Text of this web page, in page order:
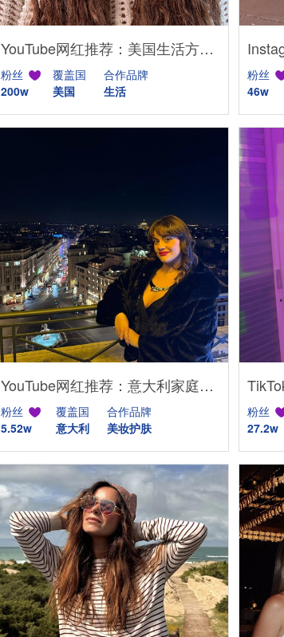
YouTube网红推荐：美国生活方式Vlog博主，200万粉家庭达人合作
粉丝
200w
覆盖国
美国
合作品牌
生活
粉丝
46w
YouTube网红推荐：意大利家庭生活美妆护肤尾部博主
粉丝
5.52w
覆盖国
意大利
合作品牌
美妆护肤
粉丝
27.2w